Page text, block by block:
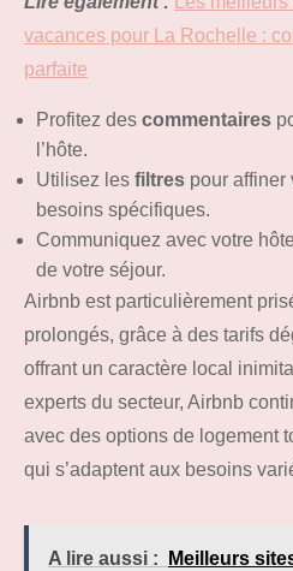
vacances pour La Rochelle :
parfaite
Profitez des commentaires
l’hôte.
Utilisez les filtres pour affiner
besoins spécifiques.
Communiquez avec votre
de votre séjour.
Airbnb est particulièrement
prolongés, grâce à des tarifs
offrant un caractère local
experts du secteur, Airbnb
avec des options de logement
qui s’adaptent aux besoins
A lire aussi :
Meilleurs